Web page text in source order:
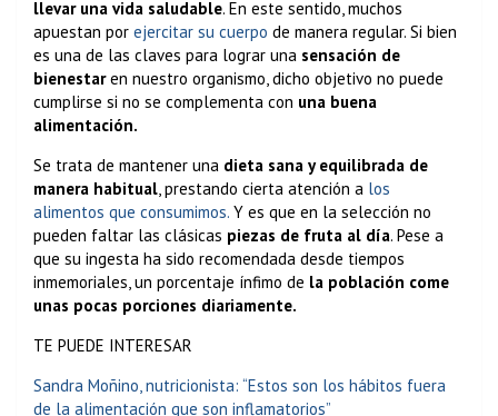
llevar una vida saludable. En este sentido, muchos
apuestan por ejercitar su cuerpo de manera regular. Si bien
es una de las claves para lograr una sensación de
bienestaren nuestro organismo, dicho objetivo no puede
cumplirse si no se complementa con una buena
alimentación.
Se trata de mantener una dieta sana y equilibrada de
manera habitual , prestando cierta atención a los
alimentos que consumimos. Y es que en la selección no
pueden faltar las clásicas piezas de fruta al día. Pese a
que su ingesta ha sido recomendada desde tiempos
inmemoriales, un porcentaje ínfimo de la población come
unas pocas porciones diariamente.
TE PUEDE INTERESAR
Sandra Moñino, nutricionista: “Estos son los hábitos fuera
de la alimentación que son inflamatorios”